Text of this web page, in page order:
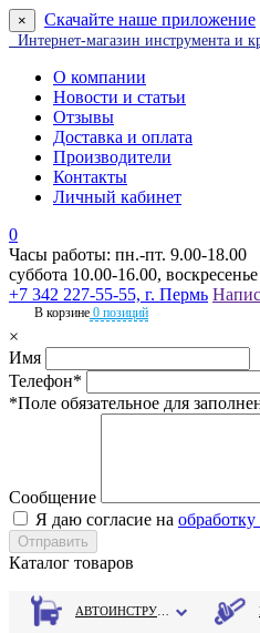
× Скачайте наше приложение
Интернет-магазин инструмента и
О компании
Новости и статьи
Отзывы
Доставка и оплата
Производители
Контакты
Личный кабинет
0
Часы работы: пн.-пт. 9.00-18.00
суббота 10.00-16.00,
+7 342 227-55-55, г. Пермь
В корзине 0 позиций
×
Имя
Телефон*
*Поле обязательное для
Сообщение
Я даю согласие на
Каталог товаров